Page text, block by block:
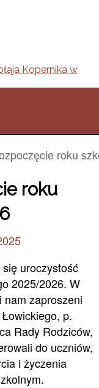
Kopernika w
roku
roku
uroczystość
2025/2026. W
zaproszeni
p.
Rady Rodziców,
do uczniów,
i życzenia